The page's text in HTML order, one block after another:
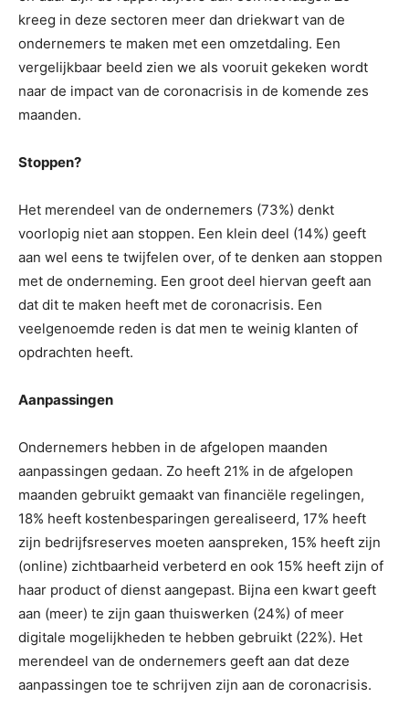
kreeg in deze sectoren meer dan driekwart van de
ondernemers te maken met een omzetdaling. Een
vergelijkbaar beeld zien we als vooruit gekeken wordt
naar de impact van de coronacrisis in de komende zes
maanden.
Stoppen?
Het merendeel van de ondernemers (73%) denkt
voorlopig niet aan stoppen. Een klein deel (14%) geeft
aan wel eens te twijfelen over, of te denken aan stoppen
met de onderneming. Een groot deel hiervan geeft aan
dat dit te maken heeft met de coronacrisis. Een
veelgenoemde reden is dat men te weinig klanten of
opdrachten heeft.
Aanpassingen
Ondernemers hebben in de afgelopen maanden
aanpassingen gedaan. Zo heeft 21% in de afgelopen
maanden gebruikt gemaakt van financiële regelingen,
18% heeft kostenbesparingen gerealiseerd, 17% heeft
zijn bedrijfsreserves moeten aanspreken, 15% heeft zijn
(online) zichtbaarheid verbeterd en ook 15% heeft zijn of
haar product of dienst aangepast. Bijna een kwart geeft
aan (meer) te zijn gaan thuiswerken (24%) of meer
digitale mogelijkheden te hebben gebruikt (22%). Het
merendeel van de ondernemers geeft aan dat deze
aanpassingen toe te schrijven zijn aan de coronacrisis.